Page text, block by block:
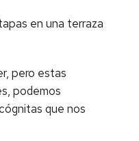
en una terraza
pero estas
podemos
que nos